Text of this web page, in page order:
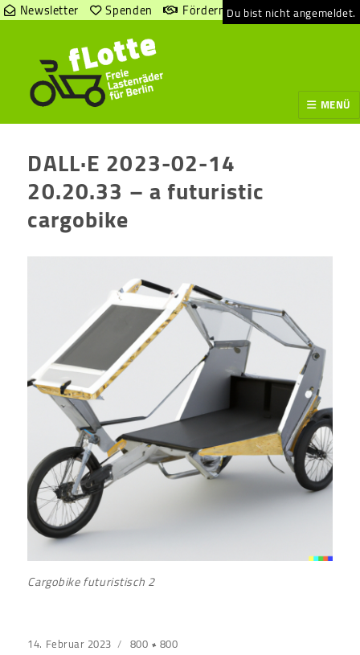
Newsletter Spenden Fördern Du bist nicht angemeldet.
MENÜ
DALL·E 2023-02-14
20.20.33 – a futuristic
cargobike
Cargobike futuristisch 2
Veröffentlicht
14. Februar 2023 Originalgröße
800 × 800